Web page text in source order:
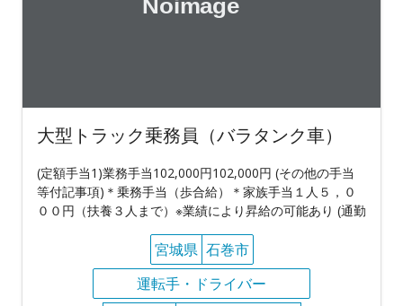
大型トラック乗務員（バラタンク車）
(定額手当1)業務手当102,000円102,000円 (その他の手当
等付記事項)＊乗務手当（歩合給）＊家族手当１人５，０
００円（扶養３人まで）※業績により昇給の可能あり (通勤
宮城県 石巻市
運転手・ドライバー